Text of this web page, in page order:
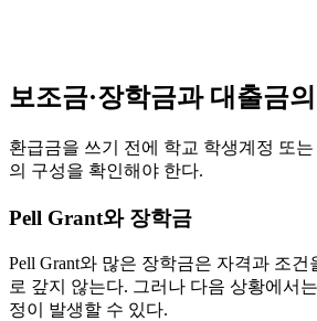
보조금·장학금과 대출금의
환급금을 쓰기 전에 학교 학생계정 또
의 구성을 확인해야 한다.
Pell Grant와 장학금
Pell Grant와 많은 장학금은 자격과 조
로 갚지 않는다. 그러나 다음 상황에서
정이 발생할 수 있다.